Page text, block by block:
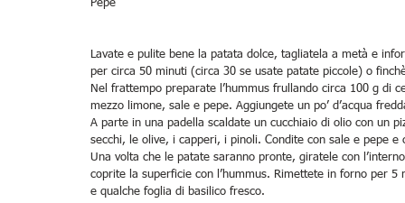
Pepe
Lavate e pulite bene la patata dolce, tagliatela a metà e
per circa 50 minuti (circa 30 se usate patate piccole) o
Nel frattempo preparate l’hummus frullando circa 100 g di
mezzo limone, sale e pepe. Aggiungete un po’ d’acqua
A parte in una padella scaldate un cucchiaio di olio con un
secchi, le olive, i capperi, i pinoli. Condite con sale e pepe
Una volta che le patate saranno pronte, giratele con
coprite la superficie con l’hummus. Rimettete in forno per
e qualche foglia di basilico fresco.